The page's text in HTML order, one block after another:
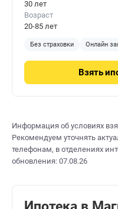
30 лет
Возраст
20-85 лет
Без страховки Онлайн
Взять
Информация об условиях
Рекомендуем уточнять
телефонам, в отделениях
обновления: 07.08.26